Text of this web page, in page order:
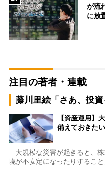
が流
に放
注目の著者・連載
藤川里絵「さあ、投資
【資産運用】
備えておきた
大規模な災害が起きると、
境が不安定になったりするこ